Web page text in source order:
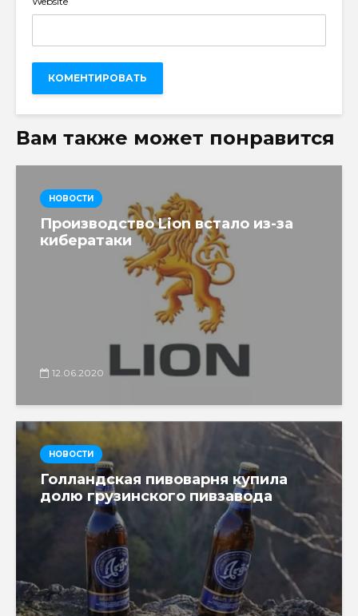
Вам также может понравится
НОВОСТИ
Производство Lion встало из-за
кибератаки
12.06.2020
НОВОСТИ
Голландская пивоварня купила
долю грузинского пивзавода